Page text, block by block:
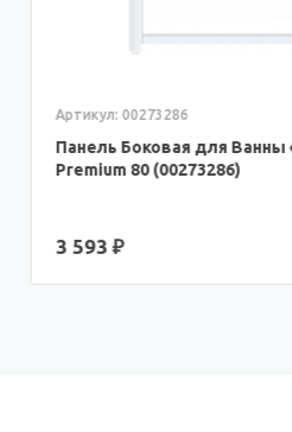
Артикул: 00273286
Панель Боковая для Ванны
Premium 80 (00273286)
3 593 ₽